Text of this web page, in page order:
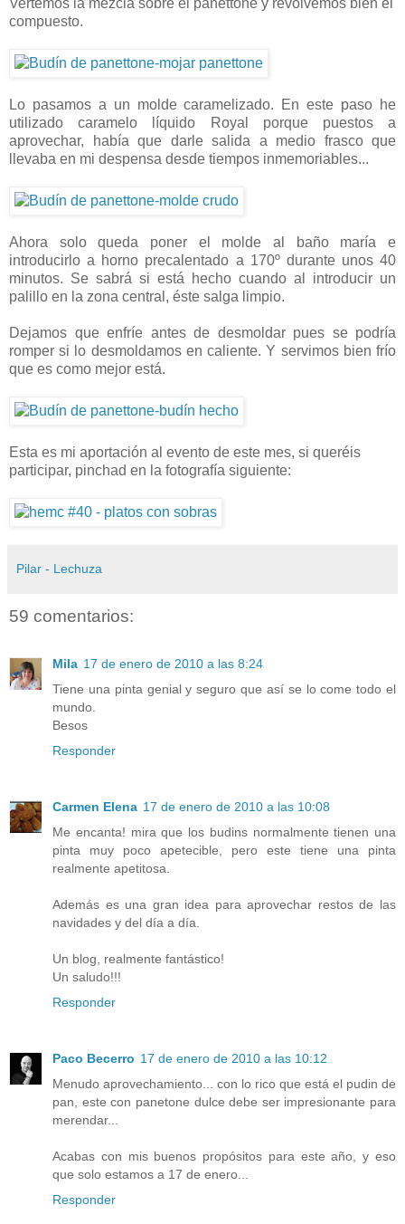
Vertemos la mezcla sobre el panettone y revolvemos bien el
compuesto.
Lo pasamos a un molde caramelizado. En este paso he
utilizado caramelo líquido Royal porque puestos a
aprovechar, había que darle salida a medio frasco que
llevaba en mi despensa desde tiempos inmemoriables...
Ahora solo queda poner el molde al baño maría e
introducirlo a horno precalentado a 170º durante unos 40
minutos. Se sabrá si está hecho cuando al introducir un
palillo en la zona central, éste salga limpio.
Dejamos que enfríe antes de desmoldar pues se podría
romper si lo desmoldamos en caliente. Y servimos bien frío
que es como mejor está.
Esta es mi aportación al evento de este mes, si queréis
participar, pinchad en la fotografía siguiente:
Pilar - Lechuza
59 comentarios:
Mila 17 de enero de 2010 a las 8:24
Tiene una pinta genial y seguro que así se lo come todo el
mundo.
Besos
Responder
Carmen Elena 17 de enero de 2010 a las 10:08
Me encanta! mira que los budins normalmente tienen una
pinta muy poco apetecible, pero este tiene una pinta
realmente apetitosa.
Además es una gran idea para aprovechar restos de las
navidades y del día a día.
Un blog, realmente fantástico!
Un saludo!!!
Responder
Paco Becerro 17 de enero de 2010 a las 10:12
Menudo aprovechamiento... con lo rico que está el pudin de
pan, este con panetone dulce debe ser impresionante para
merendar...
Acabas con mis buenos propósitos para este año, y eso
que solo estamos a 17 de enero...
Responder